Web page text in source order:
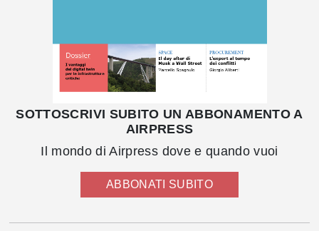
SOTTOSCRIVI SUBITO UN ABBONAMENTO A
AIRPRESS
Il mondo di Airpress dove e quando vuoi
ABBONATI SUBITO